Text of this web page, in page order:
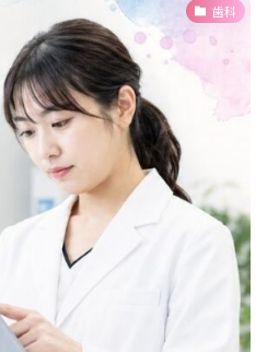
歯科